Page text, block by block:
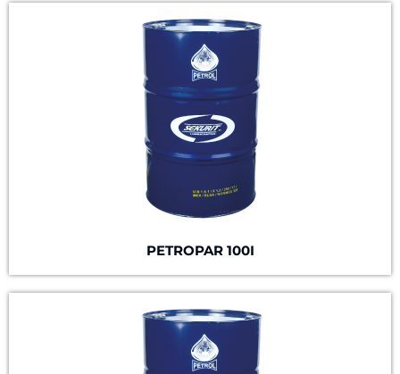
PETROPAR 100I